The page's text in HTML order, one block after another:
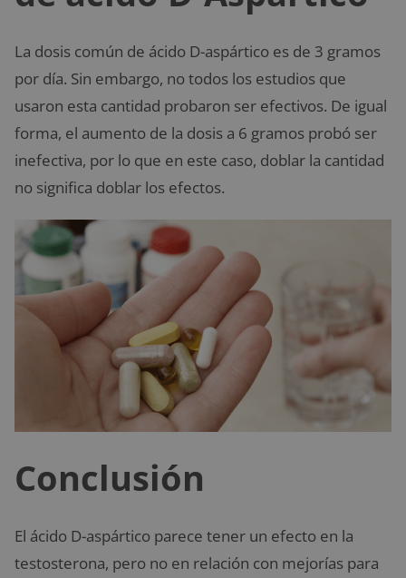
La dosis común de ácido D-aspártico es de 3 gramos
por día. Sin embargo, no todos los estudios que
usaron esta cantidad probaron ser efectivos. De igual
forma, el aumento de la dosis a 6 gramos probó ser
inefectiva, por lo que en este caso, doblar la cantidad
no significa doblar los efectos.
Conclusión
El ácido D-aspártico parece tener un efecto en la
testosterona, pero no en relación con mejorías para